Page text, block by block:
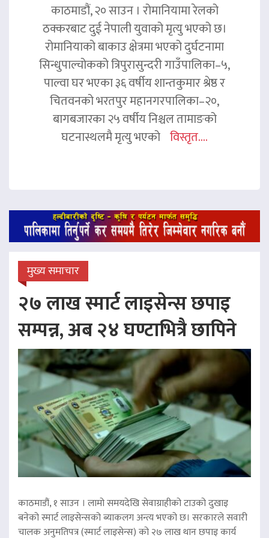
काठमाडौं, २० साउन । रोमानियामा रेलको
ठक्करबाट दुई नेपाली युवाको मृत्यु भएको छ।
रोमानियाको बाकाउ क्षेत्रमा भएको दुर्घटनामा
सिन्धुपाल्चोकको त्रिपुरासुन्दरी गाउँपालिका–५,
पाल्वा घर भएका ३६ वर्षीय शान्तकुमार श्रेष्ठ र
चितवनको भरतपुर महानगरपालिका–२०,
बागबजारका २५ वर्षीय निश्चल तामाङको
घटनास्थलमै मृत्यु भएको विस्तृत....
मुख्य समाचार
२७ लाख स्मार्ट लाइसेन्स छपाइ
सम्पन्न, अब २४ घण्टाभित्रै छापिने
काठमाडौं, १ साउन । लामो समयदेखि सेवाग्राहीको टाउको दुखाइ
बनेको स्मार्ट लाइसेन्सको ब्याकलग अन्त्य भएको छ। सरकारले सवारी
चालक अनुमतिपत्र (स्मार्ट लाइसेन्स) को २७ लाख थान छपाइ कार्य